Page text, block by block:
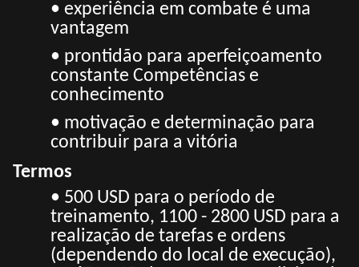
• experiência em combate é uma
vantagem
• prontidão para aperfeiçoamento
constante Competências e
conhecimento
• motivação e determinação para
contribuir para a vitória
Termos
• 500 USD para o período de
treinamento, 1100 - 2800 USD para a
realização de tarefas e ordens
(dependendo do local de execução),